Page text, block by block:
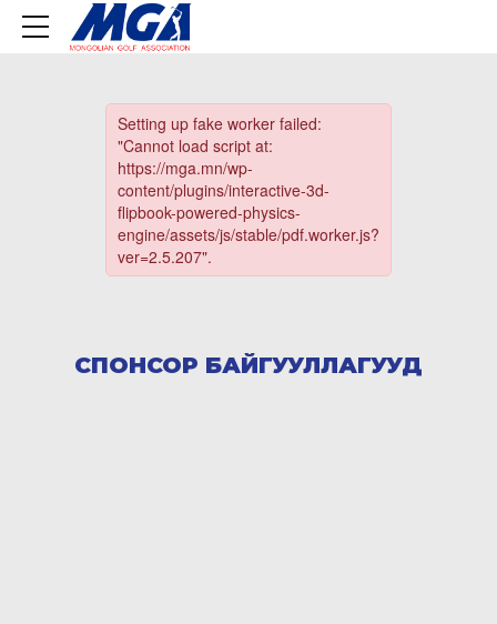
СПОНСОР БАЙГУУЛЛАГУУД